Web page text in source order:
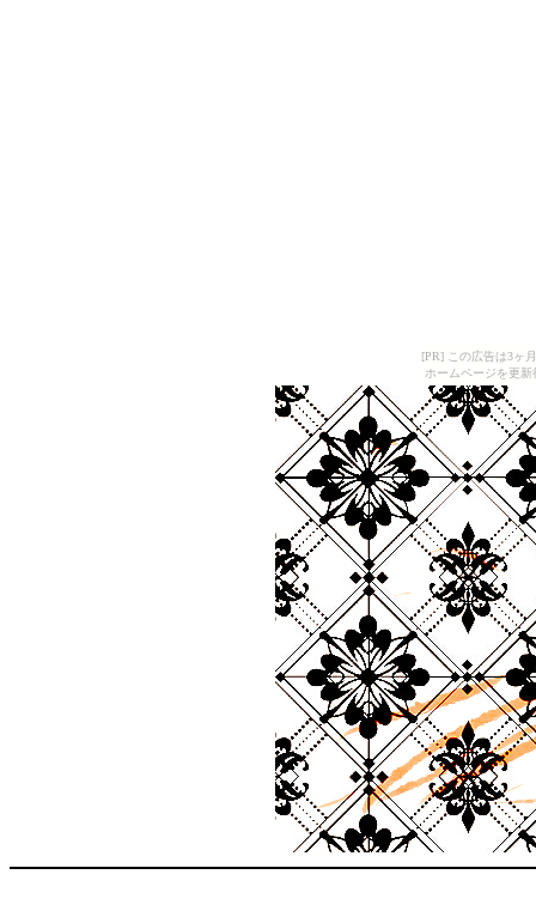
[PR] この広告は3ヶ
ホームページを更